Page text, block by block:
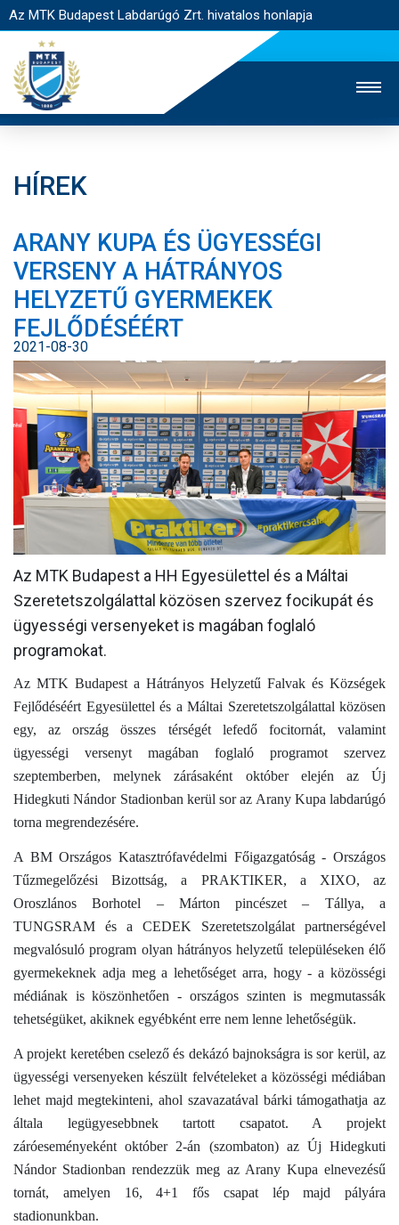
Az MTK Budapest Labdarúgó Zrt. hivatalos honlapja
JEGYÉRTÉKESÍTÉS
WEBSHOP
STADION
EGYESÜLET
KAPCSOLAT
NYITÓLAP
HÍREK
CSAPATOK
MÉRKŐZÉSEK
KLUB
GALÉRIA
SZURKOLÓI ÉLMÉNYEK
AKKREDITÁCIÓ
HÍREK
ARANY KUPA ÉS ÜGYESSÉGI
VERSENY A HÁTRÁNYOS
HELYZETŰ GYERMEKEK
FEJLŐDÉSÉÉRT
2021-08-30
Az MTK Budapest a HH Egyesülettel és a Máltai
Szeretetszolgálattal közösen szervez focikupát és
ügyességi versenyeket is magában foglaló
programokat.
Az MTK Budapest a Hátrányos Helyzetű Falvak és Községek
Fejlődéséért Egyesülettel és a Máltai Szeretetszolgálattal közösen
egy, az ország összes térségét lefedő focitornát, valamint
ügyességi versenyt magában foglaló programot szervez
szeptemberben, melynek zárásaként október elején az Új
Hidegkuti Nándor Stadionban kerül sor az Arany Kupa labdarúgó
torna megrendezésére.
A BM Országos Katasztrófavédelmi Főigazgatóság - Országos
Tűzmegelőzési Bizottság, a PRAKTIKER, a XIXO, az
Oroszlános Borhotel – Márton pincészet – Tállya, a
TUNGSRAM és a CEDEK Szeretetszolgálat partnerségével
megvalósuló program olyan hátrányos helyzetű településeken élő
gyermekeknek adja meg a lehetőséget arra, hogy - a közösségi
médiának is köszönhetően - országos szinten is megmutassák
tehetségüket, akiknek egyébként erre nem lenne lehetőségük.
A projekt keretében cselező és dekázó bajnokságra is sor kerül, az
ügyességi versenyeken készült felvételeket a közösségi médiában
lehet majd megtekinteni, ahol szavazatával bárki támogathatja az
általa legügyesebbnek tartott csapatot. A projekt
záróeseményeként október 2-án (szombaton) az Új Hidegkuti
Nándor Stadionban rendezzük meg az Arany Kupa elnevezésű
tornát, amelyen 16, 4+1 fős csapat lép majd pályára
stadionunkban.